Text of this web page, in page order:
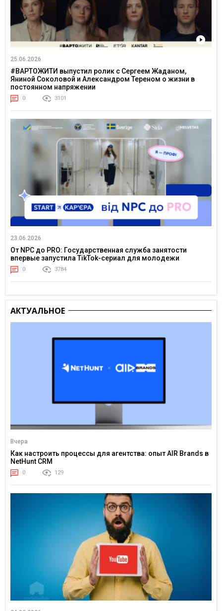
25.06.2026
#ВАРТОЖИТИ выпустил ролик с Сергеем Жаданом,
Яниной Соколовой и Александром Тереном о жизни в
постоянном напряжении
0 3101
23.06.2026
От NPC до PRO: Государственная служба занятости
впервые запустила TikTok-сериал для молодежи
0 3784
АКТУАЛЬНОЕ
Вчера
Как настроить процессы для агентства: опыт AIR Brands в
NetHunt CRM
0 129